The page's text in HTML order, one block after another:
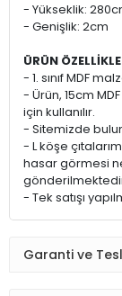
- Yükseklik:
- Genişlik: 2cm
ÜRÜN
- 1. sınıf MDF
- Ürün, 15cm
için kullanılır.
- Sitemizde
- L köşe
hasar görmesi
- Tek satışı
Garanti ve